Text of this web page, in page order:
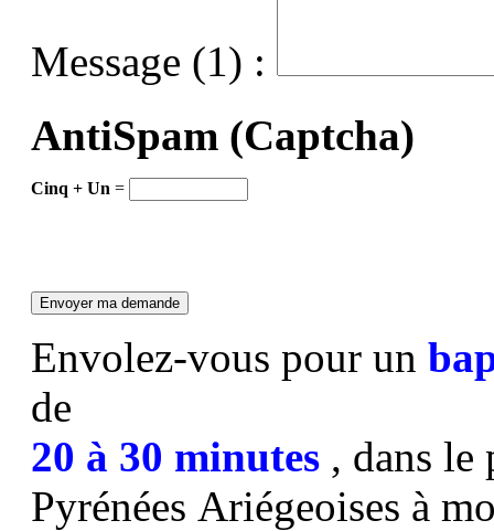
Message (1) :
AntiSpam (Captcha)
Cinq + Un =
Envolez-vous pour un
de
20 à 30 minutes , dans le
Pyrénées Ariégeoises à